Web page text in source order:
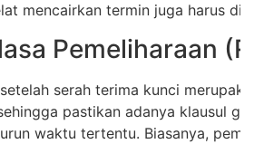
mencairkan termin juga harus
Pemeliharaan
serah terima kunci
pastikan adanya klausul
waktu tertentu. Biasanya,